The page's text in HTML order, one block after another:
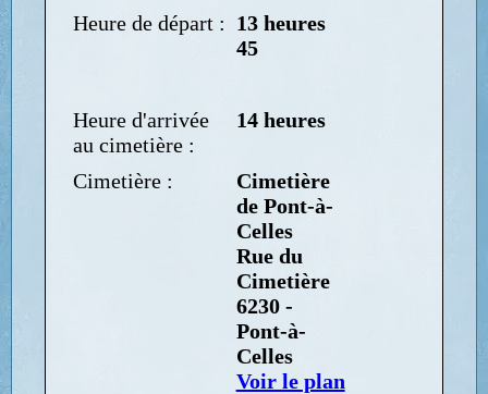
Heure de départ : 13 heures
45
Heure d'arrivée
au cimetière :
14 heures
Cimetière :
Cimetière
de Pont-à-
Celles
Rue du
Cimetière
6230 -
Pont-à-
Celles
Voir le plan